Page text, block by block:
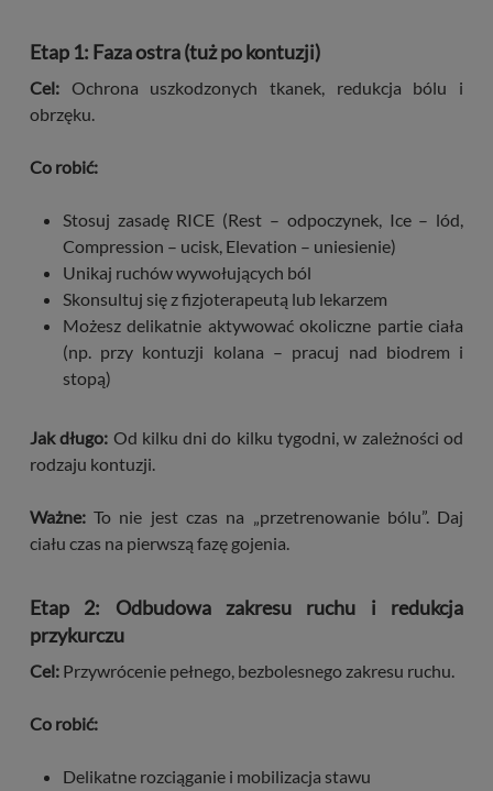
Etap 1: Faza ostra (tuż po kontuzji)
Cel:Ochrona uszkodzonych tkanek, redukcja bólu i
obrzęku.
Co robić:
Stosuj zasadę RICE (Rest – odpoczynek, Ice – lód,
Compression – ucisk, Elevation – uniesienie)
Unikaj ruchów wywołujących ból
Skonsultuj się z fizjoterapeutą lub lekarzem
Możesz delikatnie aktywować okoliczne partie ciała
(np. przy kontuzji kolana – pracuj nad biodrem i
stopą)
Jak długo: Od kilku dni do kilku tygodni, w zależności od
rodzaju kontuzji.
Ważne:To nie jest czas na „przetrenowanie bólu”. Daj
ciału czas na pierwszą fazę gojenia.
Etap 2: Odbudowa zakresu ruchu i redukcja
przykurczu
Cel:Przywrócenie pełnego, bezbolesnego zakresu ruchu.
Co robić:
Delikatne rozciąganie i mobilizacja stawu